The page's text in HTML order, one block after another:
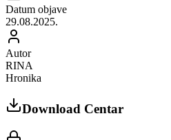
Datum objave
29.08.2025.
Autor
RINA
Hronika
Download Centar